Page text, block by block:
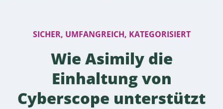
SICHER, UMFANGREICH, KATEGORISIERT
Wie Asimily die
Einhaltung von
Cyberscope unterstützt